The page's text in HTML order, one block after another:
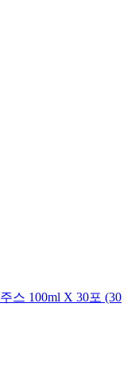
스 100ml X 30포 (30